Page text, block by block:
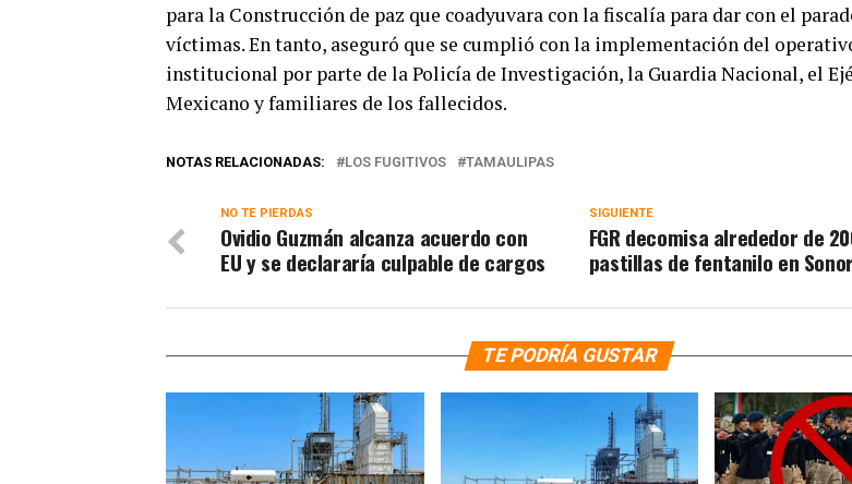
para la Construcción de paz que coadyuvara con la fiscalía para dar con el
víctimas. En tanto, aseguró que se cumplió con la implementación del
institucional por parte de la Policía de Investigación, la Guardia Nacional, el
Mexicano y familiares de los fallecidos.
NOTAS RELACIONADAS: LOS FUGITIVOS TAMAULIPAS
SIGUIENTE
FGR decomisa alrededor de
pastillas de fentanilo en
NO TE PIERDAS
Ovidio Guzmán alcanza acuerdo con
EU y se declararía culpable de cargos
TE PODRÍA GUSTAR